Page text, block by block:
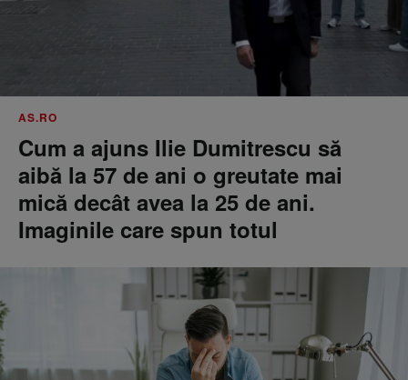
AS.RO
Cum a ajuns Ilie Dumitrescu să
aibă la 57 de ani o greutate mai
mică decât avea la 25 de ani.
Imaginile care spun totul